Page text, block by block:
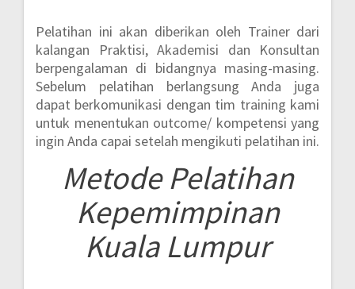
Pelatihan ini akan diberikan oleh Trainer dari
kalangan Praktisi, Akademisi dan Konsultan
berpengalaman di bidangnya masing-masing.
Sebelum pelatihan berlangsung Anda juga
dapat berkomunikasi dengan tim training kami
untuk menentukan outcome/ kompetensi yang
ingin Anda capai setelah mengikuti pelatihan ini.
MetodePelatihan
Kepemimpinan
Kuala Lumpur